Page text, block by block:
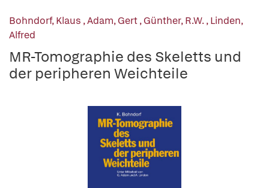
Bohndorf, Klaus ,Adam, Gert,Günther, R.W.,Linden,
Alfred
MR-Tomographie des Skeletts und
der peripheren Weichteile